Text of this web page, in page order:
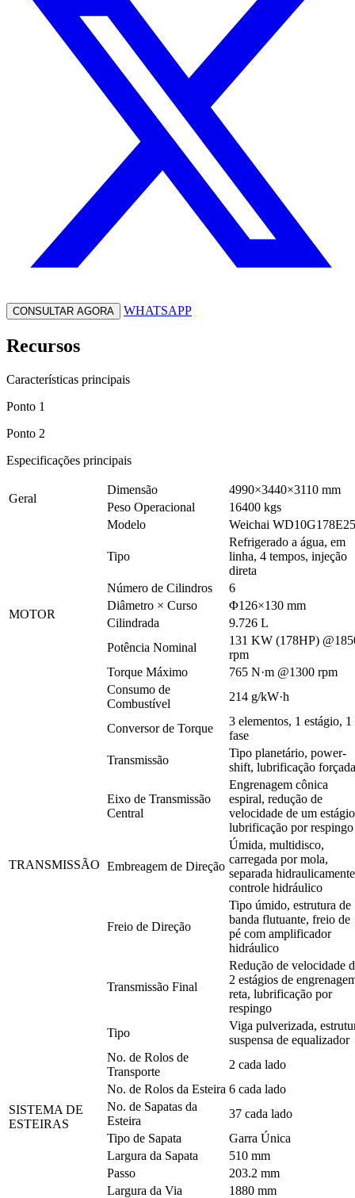
CONSULTAR AGORA WHATSAPP
Recursos
Características principais
Ponto 1
Ponto 2
Especificações principais
Geral
Dimensão
4990×3440×3110 mm
Peso Operacional
16400 kgs
MOTOR
Modelo Weichai WD10G178E25
Tipo
Refrigerado a água, em
linha, 4 tempos, injeção
direta
Número de Cilindros
6
Diâmetro × Curso
Φ126×130 mm
Cilindrada
9.726 L
Potência Nominal
131 KW (178HP)
rpm
Torque Máximo
765 N·m @1300 rpm
Consumo de
Combustível
214 g/kW·h
TRANSMISSÃO
Conversor de Torque
3 elementos, 1 estágio, 1
fase
Transmissão
Tipo planetário, power-
shift, lubrificação forçada
Eixo de Transmissão
Central
Engrenagem cônica
espiral, redução de
velocidade de um
lubrificação por respingo
Embreagem de Direção
Úmida, multidisco,
carregada por mola,
separada
controle hidráulico
Freio de Direção
Tipo úmido, estrutura de
banda flutuante, freio de
pé com amplificador
hidráulico
Transmissão Final
Redução de velocidade
2 estágios de
reta, lubrificação por
respingo
SISTEMA DE
ESTEIRAS
Tipo
Viga pulverizada,
suspensa de equalizador
No. de Rolos de
Transporte
2 cada lado
No. de Rolos da Esteira 6 cada lado
No. de Sapatas da
Esteira
37 cada lado
Tipo de Sapata
Garra Única
Largura da Sapata
510 mm
Passo
203.2 mm
Largura da Via
1880 mm